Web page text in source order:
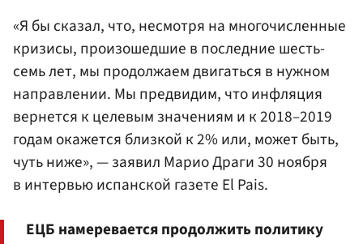
«Я бы сказал, что, несмотря на многочисленные
кризисы, произошедшие в последние шесть-
семь лет, мы продолжаем двигаться в нужном
направлении. Мы предвидим, что инфляция
вернется к целевым значениям и к 2018–2019
годам окажется близкой к 2% или, может быть,
чуть ниже», — заявил Марио Драги 30 ноября
в интервью испанской газете El Pais.
ЕЦБ намеревается продолжить политику